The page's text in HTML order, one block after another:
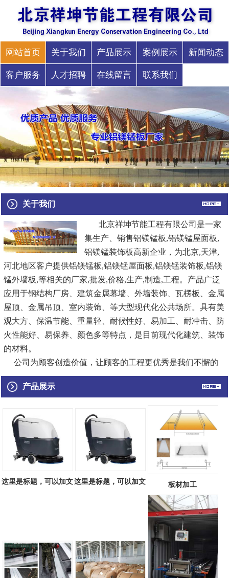
网站首页 关于我们 产品展示 案例展示 新闻动态
客户服务 人才招聘 在线留言 联系我们
关于我们
北京祥坤节能工程有限公司是一家
集生产、销售铝镁锰板,铝镁锰屋面板,
铝镁锰装饰板高新企业，为北京,天津,
河北地区客户提供铝镁锰板,铝镁锰屋面板,铝镁锰装饰板,铝镁
锰外墙板,等相关的厂家,批发,价格,生产,制造,工程。产品广泛
应用于钢结构厂房、建筑金属幕墙、外墙装饰、瓦楞板、金属
屋顶、金属吊顶、室内装饰、等大型现代化公共场所。具有美
观大方、保温节能、重量轻、耐候性好、易加工、耐冲击、防
火性能好、易保养、颜色多等特点，是目前现代化建筑、装饰
的材料。
公司为顾客创造价值，让顾客的工程更优秀是我们不懈的
追求，视产品质量为生命，诚信创新，追求与顾客、员工、社
会的共赢，在机遇和挑战中不断发展，祥坤正向着更高、更
...[查看详情]
产品展示
这里是标题，可以加文这里是标题，可以加文
板材加工